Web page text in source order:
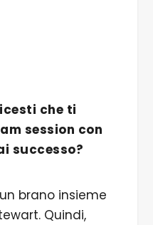
che ti
session con
successo?
brano insieme
Quindi,